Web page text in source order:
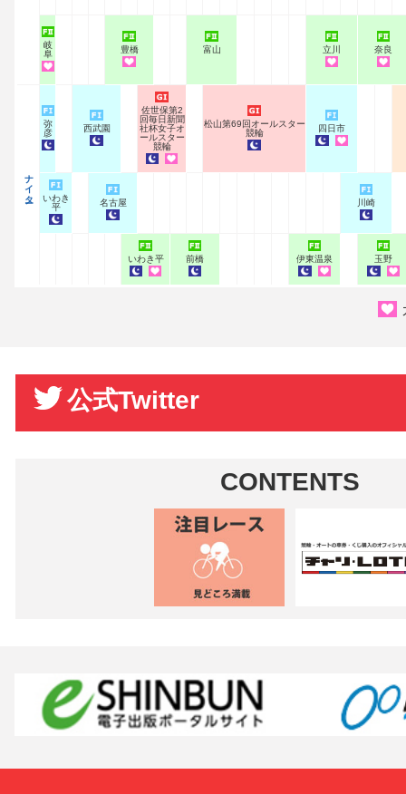
岐
阜
豊橋 富山 立川 奈良
ナイター
弥
彦
西武園
佐世保第2
回毎日新聞
社杯女子オ
ールスター
競輪
松山第69回オールスター
競輪
四日市
いわき
平
名古屋 川崎
いわき平 前橋 伊東温泉 玉野
公式Twitter
CONTENTS